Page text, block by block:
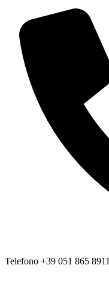
Telefono +39 051 865 8911